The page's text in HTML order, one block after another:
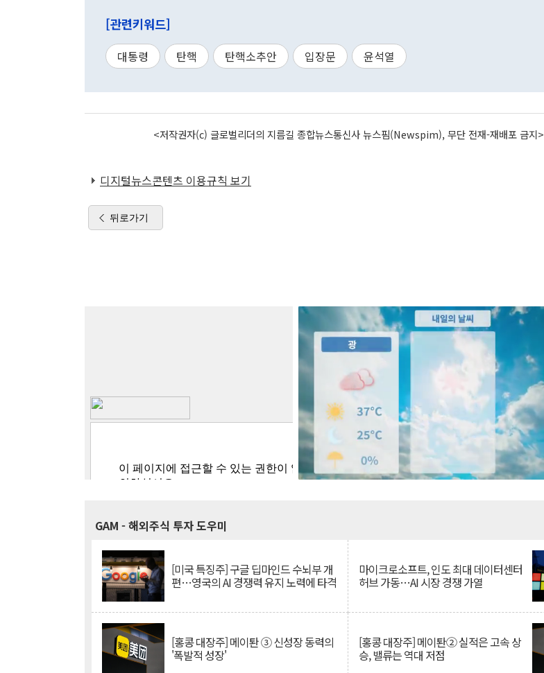
[관련키워드]
대통령 탄핵 탄핵소추안 입장문 윤석열
<저작권자(c) 글로벌리더의 지름길 종합뉴스통신사 뉴스핌(Newspim), 무단 전재-재배포 금지>
디지털뉴스콘텐츠 이용규칙 보기
뒤로가기
GAM - 해외주식 투자 도우미
[미국 특징주] 구글 딥마인드 수뇌부 개
편…영국의 AI 경쟁력 유지 노력에 타격
마이크로소프트, 인도 최대 데이터센터
허브 가동…AI 시장 경쟁 가열
[홍콩 대장주] 메이퇀 ③ 신성장 동력의
'폭발적 성장'
[홍콩 대장주] 메이퇀② 실적은 고속 상
승, 밸류는 역대 저점